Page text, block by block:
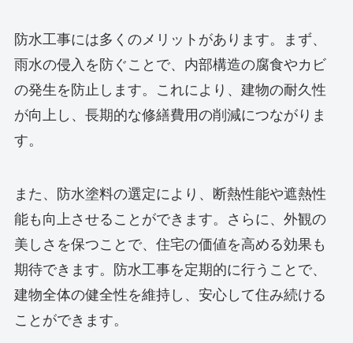
防水工事には多くのメリットがあります。まず、
雨水の侵入を防ぐことで、内部構造の腐食やカビ
の発生を防止します。これにより、建物の耐久性
が向上し、長期的な修繕費用の削減につながりま
す。
また、防水塗料の選定により、断熱性能や遮熱性
能も向上させることができます。さらに、外観の
美しさを保つことで、住宅の価値を高める効果も
期待できます。防水工事を定期的に行うことで、
建物全体の健全性を維持し、安心して住み続ける
ことができます。